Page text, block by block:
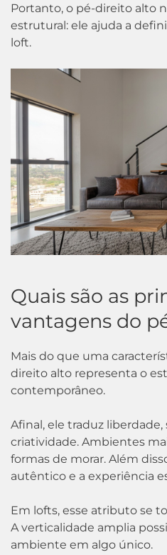
Portanto, o pé-direito alto
estrutural: ele ajuda a
loft.
Quais são as
vantagens do
Mais do que uma
direito alto representa o
contemporâneo.
Afinal, ele traduz liberdade,
criatividade. Ambientes
formas de morar. Além
autêntico e a experiência
Em lofts, esse atributo se
A verticalidade amplia
ambiente em algo único.